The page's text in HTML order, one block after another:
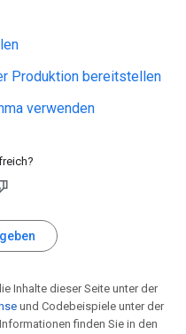
Produktion bereitstellen
verwenden
Inhalte dieser Seite unter der
und Codebeispiele unter der
finden Sie in den